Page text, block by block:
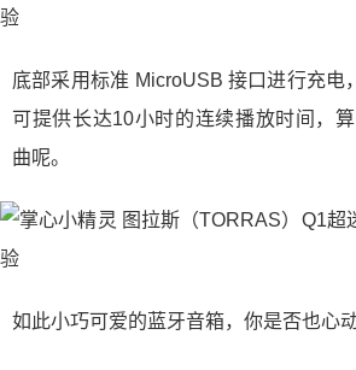
底部采用标准 MicroUSB 接口进行充电
可提供长达10小时的连续播放时间，
曲呢。
如此小巧可爱的蓝牙音箱，你是否也心动